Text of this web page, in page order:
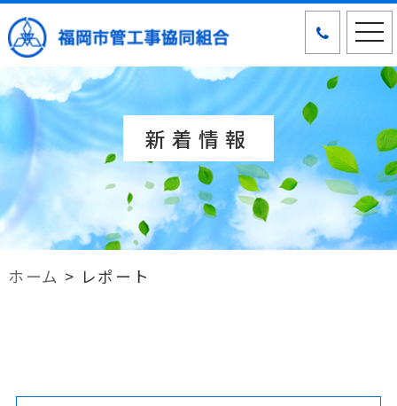
新着情報
ホーム > レポート